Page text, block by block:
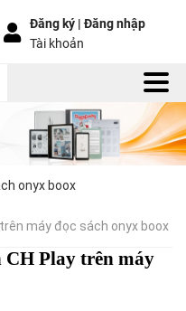
Đăng ký |Đăng nhập
Tài khoản
onyx boox
máy đọc sách onyx boox
Play trên máy